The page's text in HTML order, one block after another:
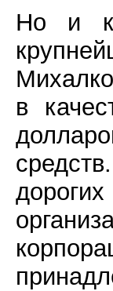
Но и
в